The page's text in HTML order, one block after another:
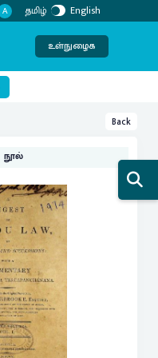
A தமிழ் English
உள்நுழைக
Back
நூல்